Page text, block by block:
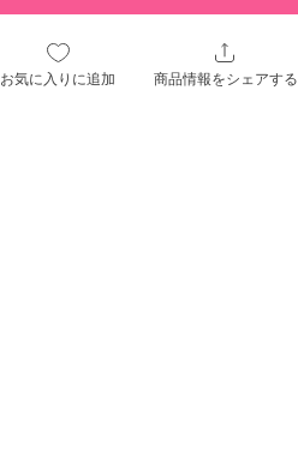
お気に入りに追加 商品情報をシェアする